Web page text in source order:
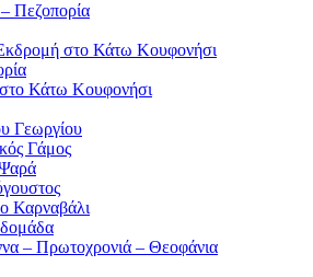
Πεζοπορία
στο Κάτω Κουφονήσι
Κάτω Κουφονήσι
Γεωργίου
Γάμος
Καρναβάλι
– Πρωτοχρονιά – Θεοφάνια